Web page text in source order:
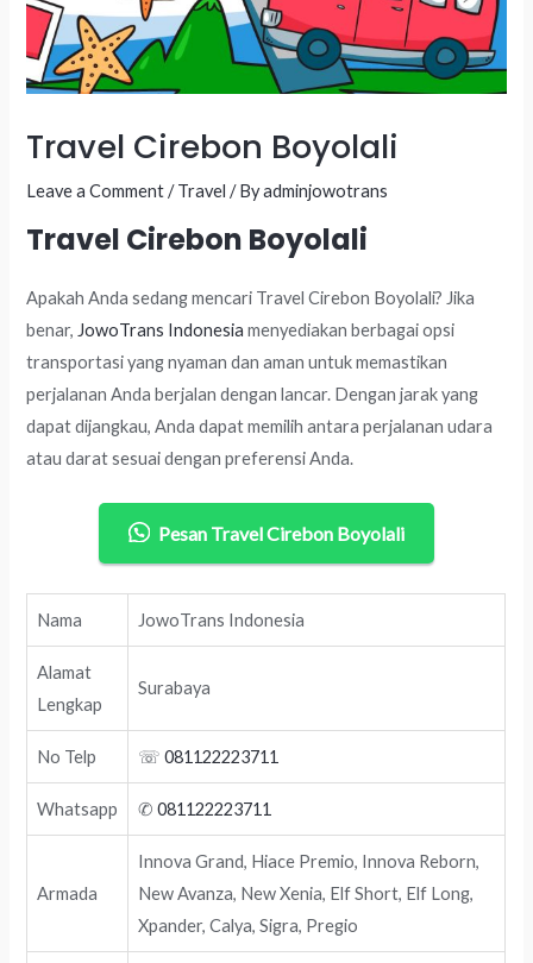
Travel Cirebon Boyolali
Leave a Comment /Travel / Byadminjowotrans
Travel Cirebon Boyolali
Apakah Anda sedang mencari Travel Cirebon Boyolali? Jika
benar, JowoTrans Indonesia menyediakan berbagai opsi
transportasi yang nyaman dan aman untuk memastikan
perjalanan Anda berjalan dengan lancar. Dengan jarak yang
dapat dijangkau, Anda dapat memilih antara perjalanan udara
atau darat sesuai dengan preferensi Anda.
Pesan Travel Cirebon Boyolali
Nama JowoTrans Indonesia
Alamat
Lengkap
Surabaya
No Telp ☏081122223711
Whatsapp ✆081122223711
Armada
Innova Grand, Hiace Premio, Innova Reborn,
New Avanza, New Xenia, Elf Short, Elf Long,
Xpander, Calya, Sigra, Pregio